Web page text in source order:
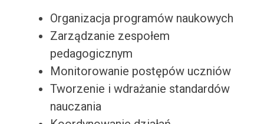
Organizacja programów naukowych
Zarządzanie zespołem
pedagogicznym
Monitorowanie postępów uczniów
Tworzenie i wdrażanie standardów
nauczania